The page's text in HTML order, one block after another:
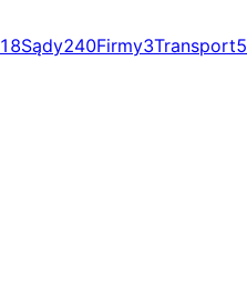
18Sądy240Firmy3Transport5